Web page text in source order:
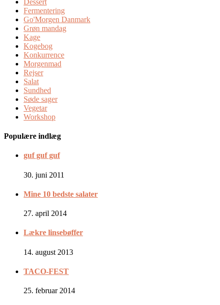
Fermentering
Go'Morgen Danmark
Grøn mandag
Kage
Kogebog
Konkurrence
Morgenmad
Rejser
Salat
Sundhed
Søde sager
Vegetar
Workshop
Populære indlæg
guf guf guf
30. juni 2011
Mine 10 bedste salater
27. april 2014
Lækre linsebøffer
14. august 2013
TACO-FEST
25. februar 2014